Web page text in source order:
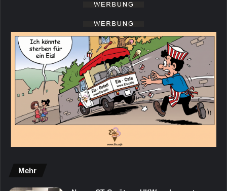
Mehr